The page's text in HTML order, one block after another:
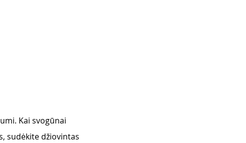
Kai svogūnai
sudėkite džiovintas